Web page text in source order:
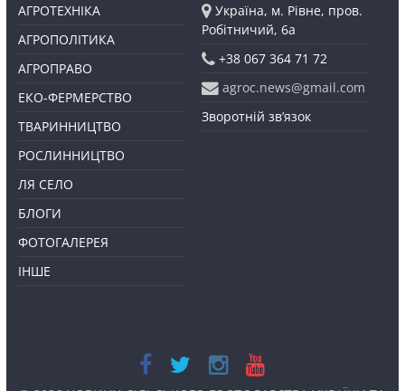
АГРОТЕХНІКА
АГРОПОЛІТИКА
АГРОПРАВО
ЕКО-ФЕРМЕРСТВО
ТВАРИННИЦТВО
РОСЛИННИЦТВО
ЛЯ СЕЛО
БЛОГИ
ФОТОГАЛЕРЕЯ
ІНШЕ
Україна, м. Рівне, пров.
Робітничий, 6а
+38 067 364 71 72
agroc.news@gmail.com
Зворотній зв’язок